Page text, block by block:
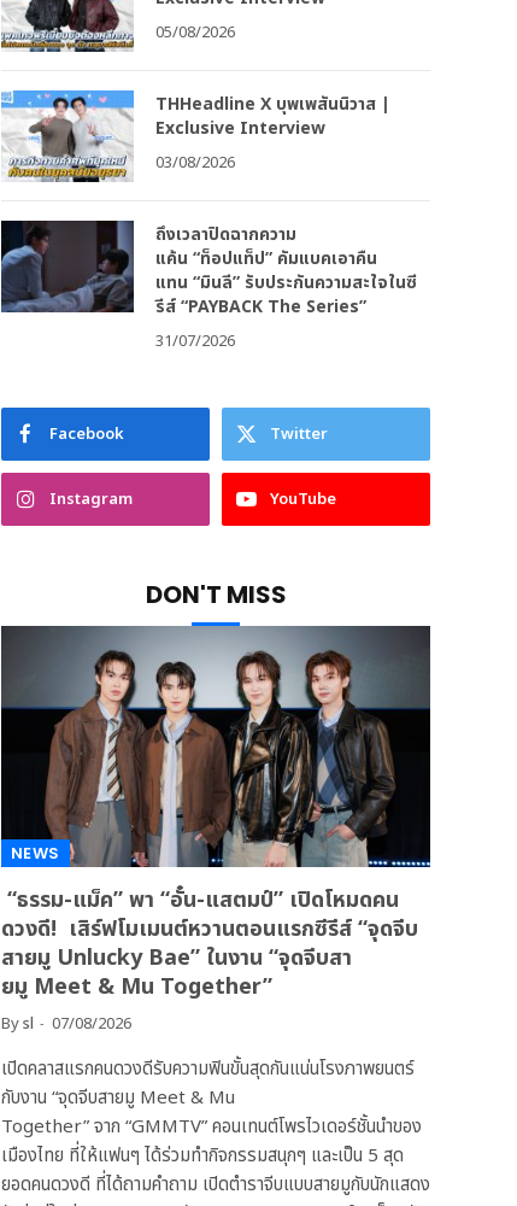
05/08/2026
THHeadline X บุพเพสันนิวาส |
Exclusive Interview
03/08/2026
ถึงเวลาปิดฉากความ
แค้น “ท็อปแท็ป” คัมแบคเอาคืน
แทน “มินลี” รับประกันความสะใจในซี
รีส์ “PAYBACK The Series”
31/07/2026
Facebook Twitter
Instagram YouTube
DON'T MISS
NEWS
“ธรรม-แม็ค” พา “อั๋น-แสตมป์” เปิดโหมดคน
ดวงดี! เสิร์ฟโมเมนต์หวานตอนแรกซีรีส์ “จุดจีบ
สายมู Unlucky Bae” ในงาน “จุดจีบสา
ยมู Meet & Mu Together”
Bysl 07/08/2026
เปิดคลาสแรกคนดวงดีรับความฟินขั้นสุดกันแน่นโรงภาพยนตร์
กับงาน “จุดจีบสายมู Meet & Mu
Together” จาก “GMMTV” คอนเทนต์โพรไวเดอร์ชั้นนำของ
เมืองไทย ที่ให้แฟนๆ ได้ร่วมทำกิจกรรมสนุกๆ และเป็น 5 สุด
ยอดคนดวงดี ที่ได้ถามคำถาม เปิดตำราจีบแบบสายมูกับนักแสดง